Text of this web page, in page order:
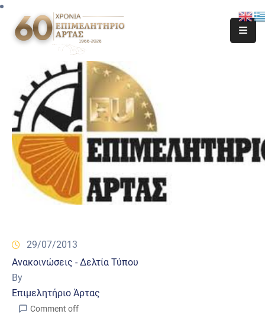
29/07/2013
Ανακοινώσεις - Δελτία Τύπου
By
Επιμελητήριο Άρτας
Comment off